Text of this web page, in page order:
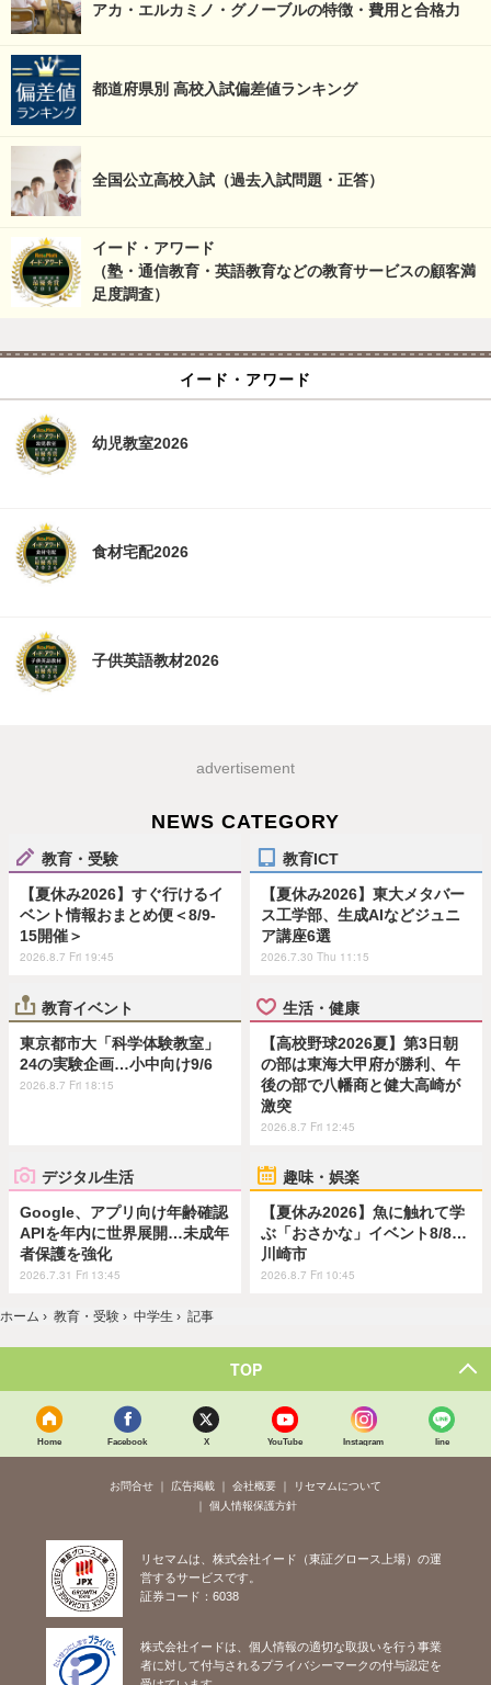
アカ・エルカミノ・グノーブルの特徴・費用と合格力
都道府県別 高校入試偏差値ランキング
全国公立高校入試（過去入試問題・正答）
イード・アワード
（塾・通信教育・英語教育などの教育サービスの顧客満
足度調査）
イード・アワード
幼児教室2026
食材宅配2026
子供英語教材2026
advertisement
NEWS CATEGORY
教育・受験
【夏休み2026】すぐ行けるイ
ベント情報おまとめ便＜8/9-
15開催＞
2026.8.7 Fri 19:45
教育ICT
【夏休み2026】東大メタバー
ス工学部、生成AIなどジュニ
ア講座6選
2026.7.30 Thu 11:15
教育イベント
東京都市大「科学体験教室」
24の実験企画…小中向け9/6
2026.8.7 Fri 18:15
生活・健康
【高校野球2026夏】第3日朝
の部は東海大甲府が勝利、午
後の部で八幡商と健大高崎が
激突
2026.8.7 Fri 12:45
デジタル生活
Google、アプリ向け年齢確認
APIを年内に世界展開…未成年
者保護を強化
2026.7.31 Fri 13:45
趣味・娯楽
【夏休み2026】魚に触れて学
ぶ「おさかな」イベント8/8…
川崎市
2026.8.7 Fri 10:45
ホーム › 教育・受験 › 中学生 › 記事
TOP
Home Facebook X YouTube Instagram line
お問合せ 広告掲載 会社概要
リセマムについて
個人情報保護方針
リセマムは、株式会社イード（東証グロース上場）の運
営するサービスです。
証券コード：6038
株式会社イードは、個人情報の適切な取扱いを行う事業
者に対して付与されるプライバシーマークの付与認定を